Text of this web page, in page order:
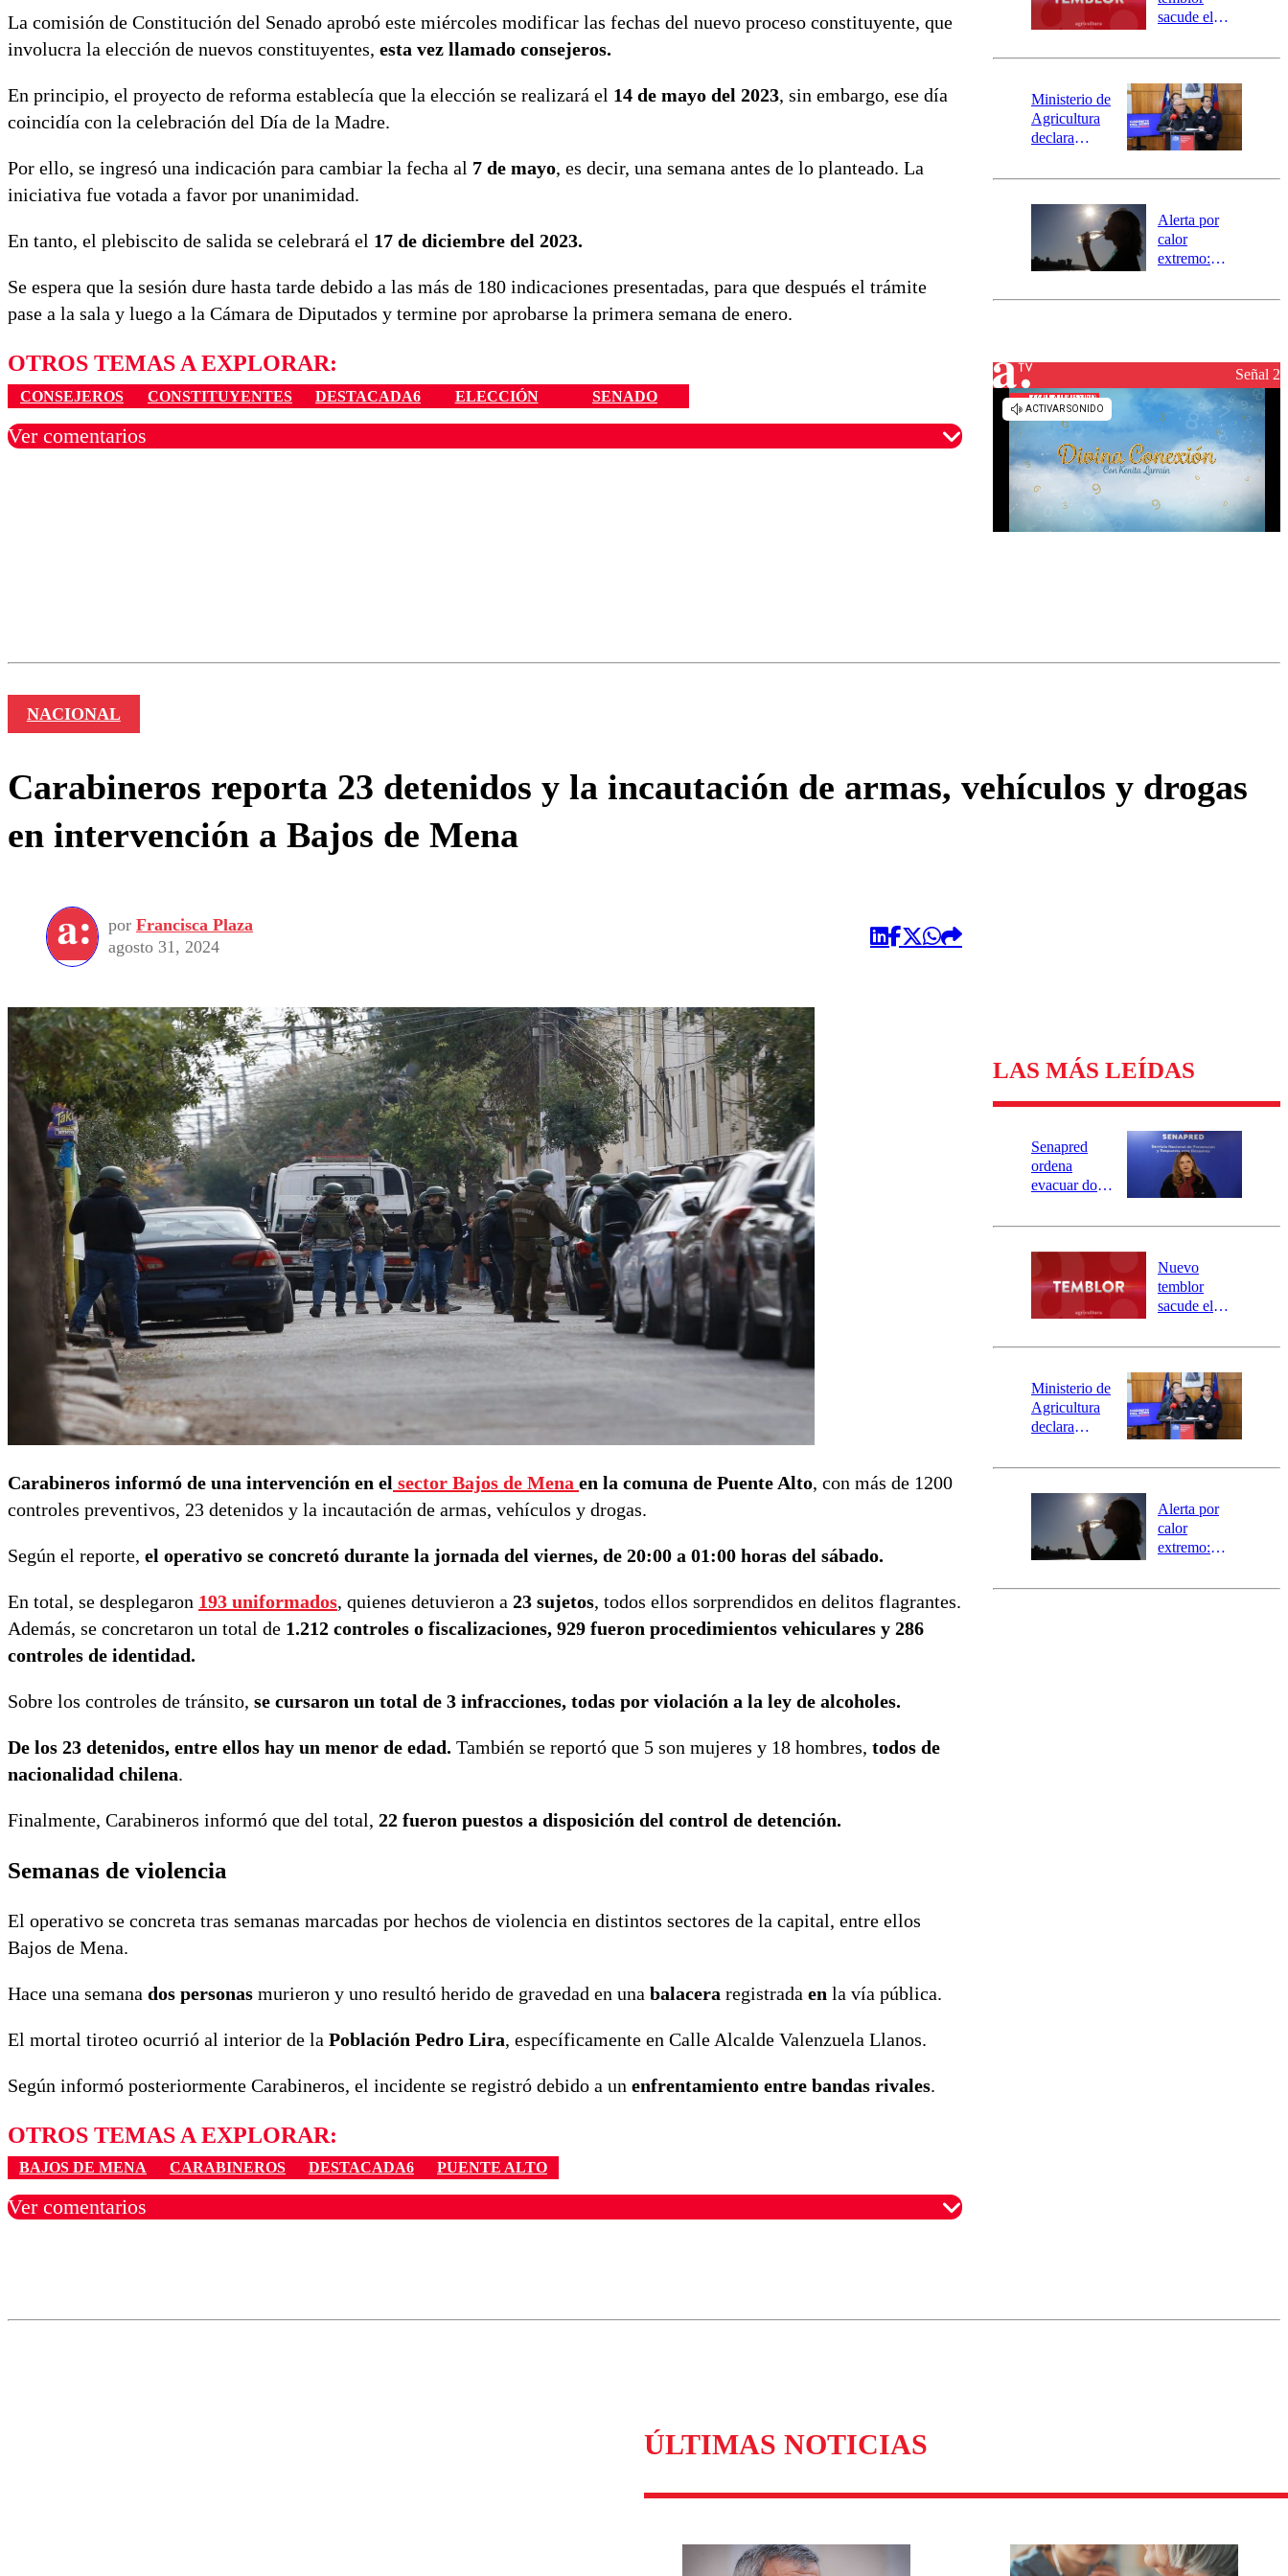
La comisión de Constitución del Senado aprobó este miércoles modificar las fechas del nuevo proceso constituyente, que
involucra la elección de nuevos constituyentes, esta vez llamado consejeros.
En principio, el proyecto de reforma establecía que la elección se realizará el 14 de mayo del 2023, sin embargo, ese día
coincidía con la celebración del Día de la Madre.
Por ello, se ingresó una indicación para cambiar la fecha al 7 de mayo, es decir, una semana antes de lo planteado. La
iniciativa fue votada a favor por unanimidad.
En tanto, el plebiscito de salida se celebrará el 17 de diciembre del 2023.
Se espera que la sesión dure hasta tarde debido a las más de 180 indicaciones presentadas, para que después el trámite
pase a la sala y luego a la Cámara de Diputados y termine por aprobarse la primera semana de enero.
OTROS TEMAS A EXPLORAR:
CONSEJEROS CONSTITUYENTES DESTACADA6 ELECCIÓN SENADO
Ver comentarios
mensajería
SAE
sacude el
revisa la
epicentro
Ministerio de
Agricultura
declara
agrícola para
Alerta por
calor
extremo:
activa Alerta
Señal 2
NACIONAL
Carabineros reporta 23 detenidos y la incautación de armas, vehículos y drogas
en intervención a Bajos de Mena
por Francisca Plaza
agosto 31, 2024
Carabineros informó de una intervención en el sector Bajos de Mena en la comuna de Puente Alto, con más de 1200
controles preventivos, 23 detenidos y la incautación de armas, vehículos y drogas.
Según el reporte, el operativo se concretó durante la jornada del viernes, de 20:00 a 01:00 horas del sábado.
En total, se desplegaron 193 uniformados, quienes detuvieron a 23 sujetos, todos ellos sorprendidos en delitos flagrantes.
Además, se concretaron un total de 1.212 controles o fiscalizaciones, 929 fueron procedimientos vehiculares y 286
controles de identidad.
Sobre los controles de tránsito, se cursaron un total de 3 infracciones, todas por violación a la ley de alcoholes.
De los 23 detenidos, entre ellos hay un menor de edad. También se reportó que 5 son mujeres y 18 hombres, todos de
nacionalidad chilena.
Finalmente, Carabineros informó que del total, 22 fueron puestos a disposición del control de detención.
Semanas de violencia
El operativo se concreta tras semanas marcadas por hechos de violencia en distintos sectores de la capital, entre ellos
Bajos de Mena.
Hace una semana dos personas murieron y uno resultó herido de gravedad en una balacera registrada en la vía pública.
El mortal tiroteo ocurrió al interior de la Población Pedro Lira, específicamente en Calle Alcalde Valenzuela Llanos.
Según informó posteriormente Carabineros, el incidente se registró debido a un enfrentamiento entre bandas rivales.
OTROS TEMAS A EXPLORAR:
BAJOS DE MENA CARABINEROS DESTACADA6 PUENTE ALTO
Ver comentarios
LAS MÁS LEÍDAS
Senapred
ordena
evacuar dos
Carahue por
río Damas:
activa
mensajería
SAE
Nuevo
temblor
sacude el
revisa la
epicentro
Ministerio de
Agricultura
declara
agrícola para
Alerta por
calor
extremo:
activa Alerta
ÚLTIMAS NOTICIAS